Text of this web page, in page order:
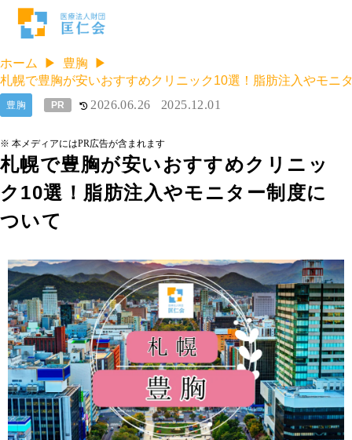
ホーム
豊胸
札幌で豊胸が安いおすすめクリニック10選！脂肪注入やモニ
札幌で豊胸が安いおすすめクリニッ
ク10選！脂肪注入やモニター制度に
ついて
2026.06.26 2025.12.01
豊胸 PR
※ 本メディアにはPR広告が含まれます